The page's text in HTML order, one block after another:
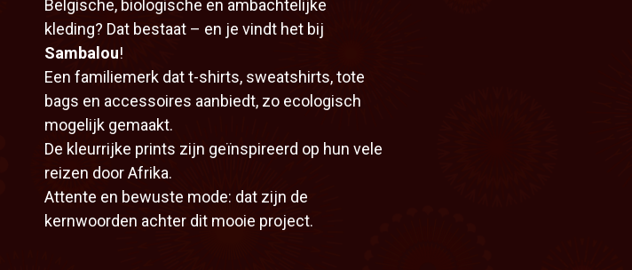
Belgische, biologische en ambachtelijke
kleding? Dat bestaat – en je vindt het bij
Sambalou!
Een familiemerk dat t-shirts, sweatshirts, tote
bags en accessoires aanbiedt, zo ecologisch
mogelijk gemaakt.
De kleurrijke prints zijn geïnspireerd op hun vele
reizen door Afrika.
Attente en bewuste mode: dat zijn de
kernwoorden achter dit mooie project.